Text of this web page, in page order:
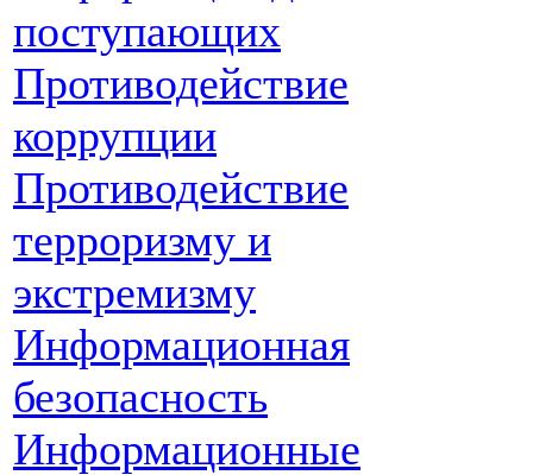
поступающих
Противодействие
коррупции
Противодействие
терроризму и
экстремизму
Информационная
безопасность
Информационные